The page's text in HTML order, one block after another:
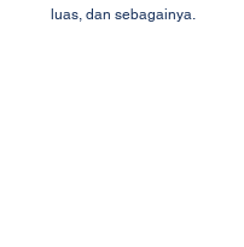
luas, dan sebagainya.